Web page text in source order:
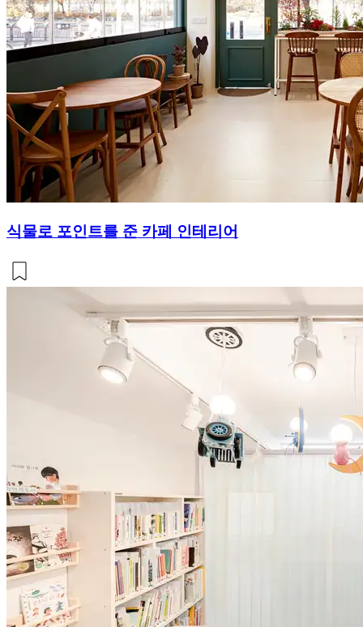
식물로 포인트를 준 카페 인테리어